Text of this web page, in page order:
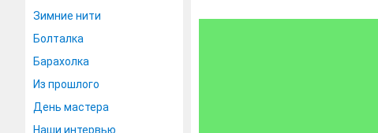
Зимние нити
Болталка
Барахолка
Из прошлого
День мастера
Наши интервью